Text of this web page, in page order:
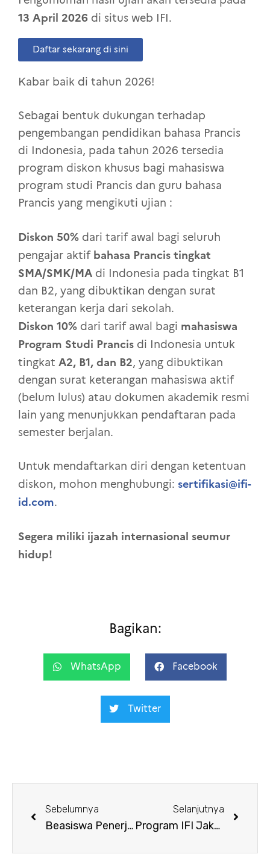
13 April 2026 di situs web IFI.
Daftar sekarang di sini
Kabar baik di tahun 2026!
Sebagai bentuk dukungan terhadap
pengembangan pendidikan bahasa Prancis
di Indonesia, pada tahun 2026 tersedia
program diskon khusus bagi mahasiswa
program studi Prancis dan guru bahasa
Prancis yang mengikuti ujian :
Diskon 50% dari tarif awal bagi seluruh
pengajar aktif bahasa Prancis tingkat
SMA/SMK/MA di Indonesia pada tingkat B1
dan B2, yang dibuktikan dengan surat
keterangan kerja dari sekolah.
Diskon 10% dari tarif awal bagi mahasiswa
Program Studi Prancis di Indonesia untuk
tingkat A2, B1, dan B2, yang dibuktikan
dengan surat keterangan mahasiswa aktif
(belum lulus) atau dokumen akademik resmi
lain yang menunjukkan pendaftaran pada
semester berjalan.
Untuk mendaftarkan diri dengan ketentuan
diskon, mohon menghubungi: sertifikasi@ifi-
id.com.
Segera miliki ijazah internasional seumur
hidup!
Bagikan:
WhatsApp Facebook
Twitter
Sebelumnya
Beasiswa Penerjemahan oleh Centre National du Livre (CNL)
Selanjutnya
Program IFI Jakarta – Februari 2026